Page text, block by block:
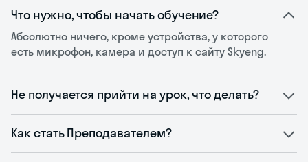
Что нужно, чтобы начать обучение?
Абсолютно ничего, кроме устройства, у которого
есть микрофон, камера и доступ к сайту Skyeng.
Не получается прийти на урок, что делать?
Как стать Преподавателем?